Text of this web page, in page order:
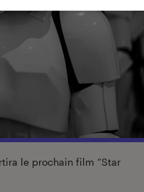
le prochain film “Star